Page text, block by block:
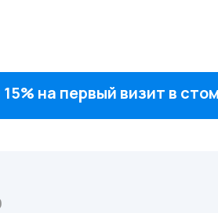
на первый визит в